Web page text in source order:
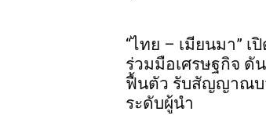
“ไทย – เมียนมา”
ร่วมมือเศรษฐกิจ ดั
ฟื้นตัว รับสัญญาณบ
ระดับผู้นำ